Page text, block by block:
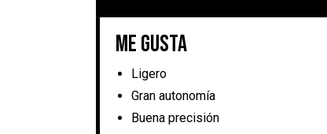
Me gusta
Ligero
Gran autonomía
Buena precisión